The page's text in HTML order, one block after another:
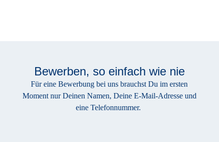
Jetzt Teil werden
Bewerben, so einfach wie nie
Für eine Bewerbung bei uns brauchst Du im ersten
Moment nur Deinen Namen, Deine E-Mail-Adresse und
eine Telefonnummer.